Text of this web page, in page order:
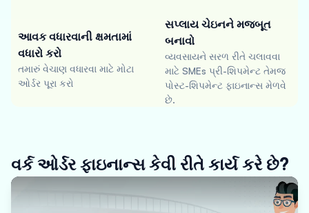
આવક વધારવાની ક્ષમતામાં
વધારો કરો
તમારું વેચાણ વધારવા માટે મોટા
ઓર્ડર પૂરા કરો
સપ્લાય ચેઇનને મજબૂત
બનાવો
વ્યવસાયને સરળ રીતે ચલાવવા
માટે SMEs પ્રી-શિપમેન્ટ તેમજ
પોસ્ટ-શિપમેન્ટ ફાઇનાન્સ મેળવે
છે.
વર્ક ઓર્ડર ફાઇનાન્સ કેવી રીતે કાર્ય કરે છે?